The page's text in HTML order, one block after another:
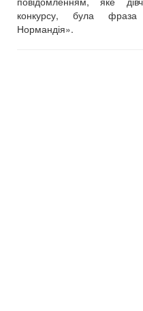
конкурсу, була
Нормандія».